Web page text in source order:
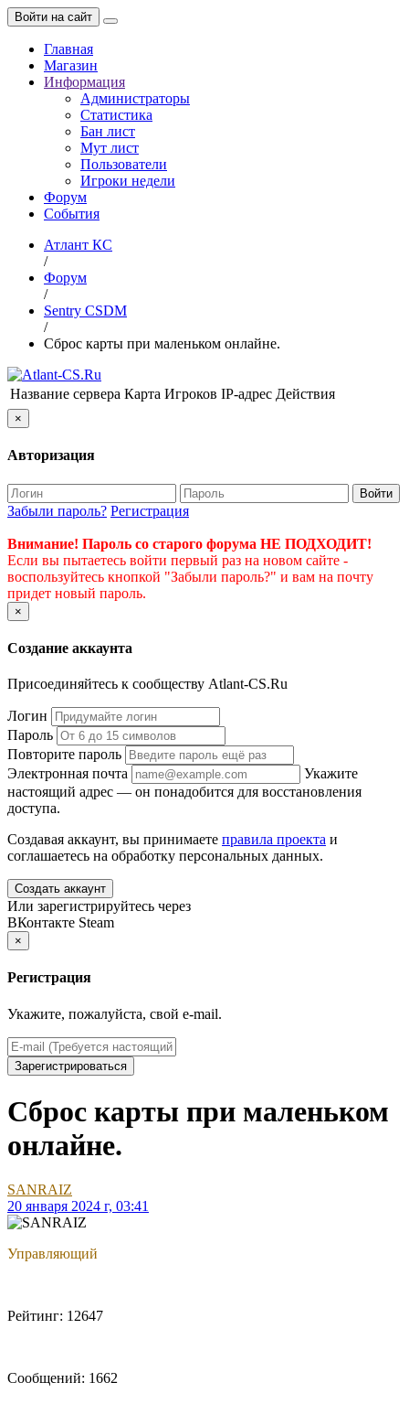
Войти на сайт
Главная
Магазин
Информация
Администраторы
Статистика
Бан лист
Мут лист
Пользователи
Игроки недели
Форум
События
Атлант КС
/
Форум
/
Sentry CSDM
/
Сброс карты при маленьком онлайне.
Название сервера Карта Игроков IP-адрес Действия
×
Авторизация
Войти
Забыли пароль? Регистрация
Внимание! Пароль со старого форума НЕ ПОДХОДИТ!
Если вы пытаетесь войти первый раз на новом сайте -
воспользуйтесь кнопкой "Забыли пароль?" и вам на почту
придет новый пароль.
×
Создание аккаунта
Присоединяйтесь к сообществу Atlant-CS.Ru
Логин
Пароль
Повторите пароль
Электронная почта
Укажите
настоящий адрес — он понадобится для восстановления
доступа.
Создавая аккаунт, вы принимаете правила проекта и
соглашаетесь на обработку персональных данных.
Создать аккаунт
Или зарегистрируйтесь через
ВКонтакте Steam
×
Регистрация
Укажите, пожалуйста, свой e-mail.
Зарегистрироваться
Сброс карты при маленьком
онлайне.
SANRAIZ
20 января 2024 г, 03:41
Управляющий
Рейтинг: 12647
Сообщений: 1662